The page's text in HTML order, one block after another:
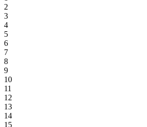
2
3
4
5
6
7
8
9
10
11
12
13
14
15